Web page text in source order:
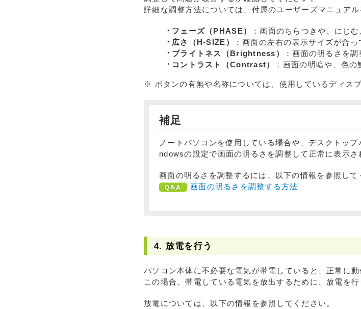
詳細な調整方法については、付属のユーザーズマニュアル
フェーズ（PHASE）
：画面のちらつきや、にじ
広さ（H-SIZE）
：画面の左右の表示サイズが合
ブライトネス（Brightness）
：画面の明るさを調
コントラスト（Contrast）
：画面の明暗や、色の
※ ボタンの有無や名称については、使用しているディス
補足
ノートパソコンを使用している場合や、デスクトッ
ndowsの設定で画面の明るさを調整して正常に表示さ
画面の明るさを調整するには、以下の情報を参照して
画面の明るさを調整する方法
4. 放電を行う
パソコン本体に不必要な電気が帯電していると、正常に動
この場合、帯電している電気を放出するために、放電を行
放電については、以下の情報を参照してください。